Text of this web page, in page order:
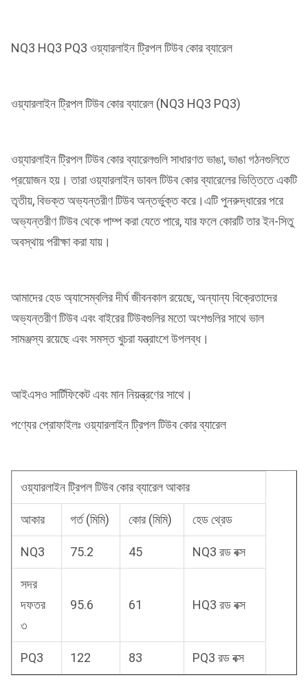
NQ3 HQ3 PQ3 ওয়্যারলাইন ট্রিপল টিউব কোর ব্যারেল
ওয়্যারলাইন ট্রিপল টিউব কোর ব্যারেল (NQ3 HQ3 PQ3)
ওয়্যারলাইন ট্রিপল টিউব কোর ব্যারেলগুলি সাধারণত ভাঙা, ভাঙা গঠনগুলিতে
প্রয়োজন হয়। তারা ওয়্যারলাইন ডাবল টিউব কোর ব্যারেলের ভিত্তিতে একটি
তৃতীয়, বিভক্ত অভ্যন্তরীণ টিউব অন্তর্ভুক্ত করে।এটি পুনরুদ্ধারের পরে
অভ্যন্তরীণ টিউব থেকে পাম্প করা যেতে পারে, যার ফলে কোরটি তার ইন-সিতু
অবস্থায় পরীক্ষা করা যায়।
আমাদের হেড অ্যাসেম্বলির দীর্ঘ জীবনকাল রয়েছে, অন্যান্য বিক্রেতাদের
অভ্যন্তরীণ টিউব এবং বাইরের টিউবগুলির মতো অংশগুলির সাথে ভাল
সামঞ্জস্য রয়েছে এবং সমস্ত খুচরা যন্ত্রাংশে উপলব্ধ।
আইএসও সার্টিফিকেট এবং মান নিয়ন্ত্রণের সাথে।
পণ্যের প্রোফাইলঃ ওয়্যারলাইন ট্রিপল টিউব কোর ব্যারেল
ওয়্যারলাইন ট্রিপল টিউব কোর ব্যারেল আকার
আকার গর্ত (মিমি) কোর (মিমি) হেড থ্রেড
NQ3 75.2 45 NQ3 রড বক্স
সদর
দফতর
৩
95.6 61 HQ3 রড বক্স
PQ3 122 83 PQ3 রড বক্স